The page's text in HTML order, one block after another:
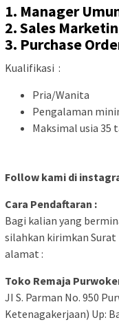
1. Manager
2. Sales
3. Purchase
Kualifikasi :
Pria/Wanita
Pengalaman
Maksimal usia 35
Follow kami di
Cara Pendaftaran :
Bagi kalian yang
silahkan kirimkan Surat
alamat :
Toko Remaja
JI S. Parman No. 950
Ketenagakerjaan) Up: